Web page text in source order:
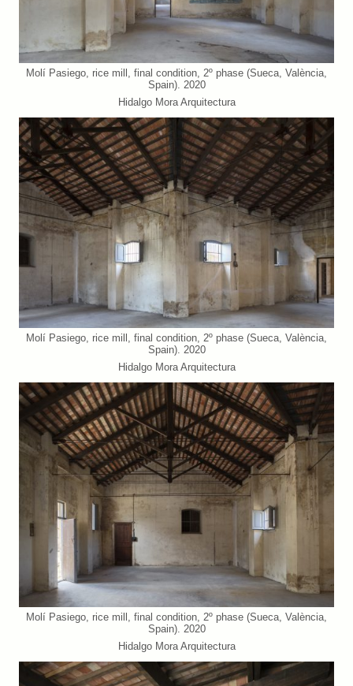
Molí Pasiego, rice mill, final condition, 2º phase (Sueca, València,
Spain). 2020
Hidalgo Mora Arquitectura
Molí Pasiego, rice mill, final condition, 2º phase (Sueca, València,
Spain). 2020
Hidalgo Mora Arquitectura
Molí Pasiego, rice mill, final condition, 2º phase (Sueca, València,
Spain). 2020
Hidalgo Mora Arquitectura